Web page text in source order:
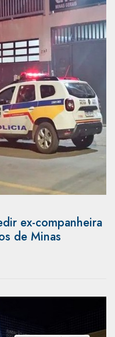
ex-companheira
de Minas